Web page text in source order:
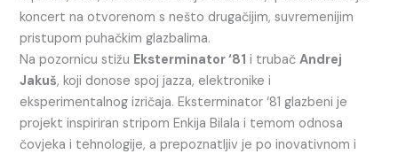
koncert na otvorenom s nešto drugačijim, suvremenijim
pristupom puhačkim glazbalima.
Na pozornicu stižu Eksterminator ‘81 i trubačAndrej
Jakuš, koji donose spoj jazza, elektronike i
eksperimentalnog izričaja. Eksterminator ‘81 glazbeni je
projekt inspiriran stripom Enkija Bilala i temom odnosa
čovjeka i tehnologije, a prepoznatljiv je po inovativnom i